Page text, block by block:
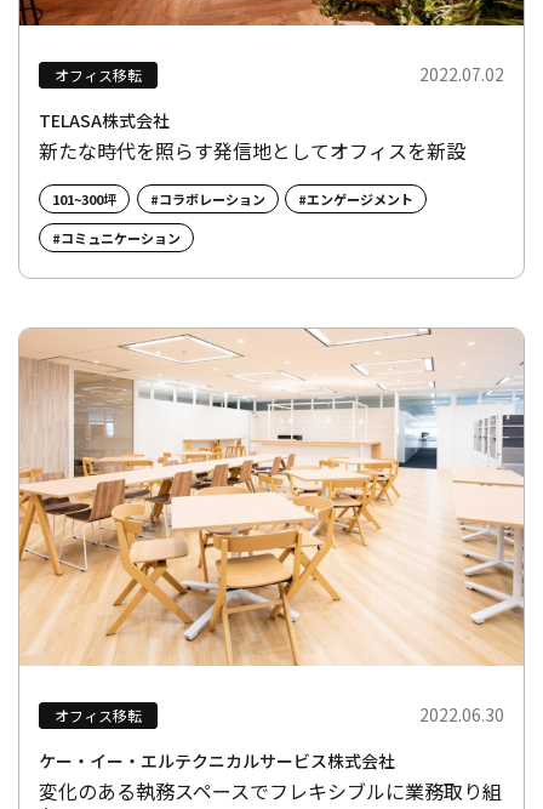
オフィス移転
2022.07.02
TELASA株式会社
新たな時代を照らす発信地としてオフィスを新設
101~300坪 #コラボレーション
#エンゲージメント
#コミュニケーション
オフィス移転
2022.06.30
ケー・イー・エルテクニカルサービス株式会社
変化のある執務スペースでフレキシブルに業務取り組